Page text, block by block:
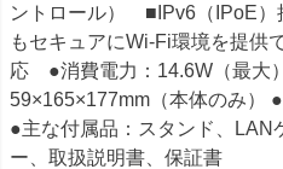
ントロール） ■IPv6（IPoE
もセキュアにWi-Fi環境を提供
応 ●消費電力：14.6W（最大
59×165×177mm（本体のみ）
●主な付属品：スタンド、LAN
ー、取扱説明書、保証書